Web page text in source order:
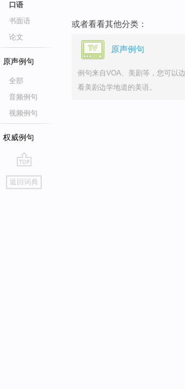
口语
书面语
论文
原声例句
全部
音频例句
视频例句
权威例句
go
top
返回词典
或者看看其他分类：
原声例句
例句来自VOA、美剧等，您可以边
看美剧边学地道的美语。